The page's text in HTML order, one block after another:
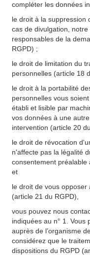
compléter les données
le droit à la suppression
cas de divulgation,
responsables de la
RGPD) ;
le droit de limitation du
personnelles (article 18
le droit à la portabilité
personnelles vous
établi et lisible par
vos données à une
intervention (article 20
le droit de révocation
n'affecte pas la légalité
consentement préalable
et
le droit de vous
(article 21 du RGPD),
vous pouvez nous
indiquées au n° 1. Vous
auprès de l’organisme
considérez que le
dispositions du RGPD